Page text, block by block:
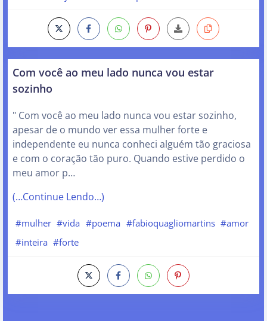
Com você ao meu lado nunca vou estar
sozinho
" Com você ao meu lado nunca vou estar sozinho,
apesar de o mundo ver essa mulher forte e
independente eu nunca conheci alguém tão graciosa
e com o coração tão puro. Quando estive perdido o
meu amor p…
(…Continue Lendo…)
#mulher #vida #poema #fabioquagliomartins #amor
#inteira #forte